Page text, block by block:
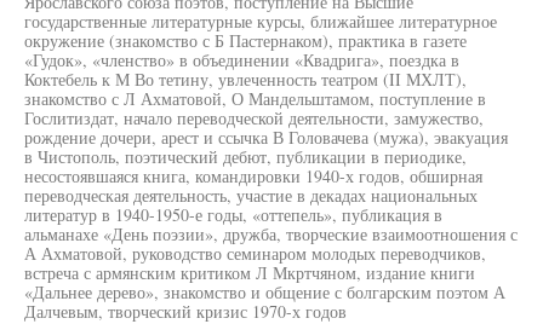
государственные литературные курсы, ближайшее литературное
окружение (знакомство с Б Пастернаком), практика в газете
«Гудок», «членство» в объединении «Квадрига», поездка в
Коктебель к М Во тетину, увлеченность театром (II МХЛТ),
знакомство с Л Ахматовой, О Мандельштамом, поступление в
Гослитиздат, начало переводческой деятельности, замужество,
рождение дочери, арест и ссычка В Головачева (мужа), эвакуация
в Чистополь, поэтический дебют, публикации в периодике,
несостоявшаяся книга, командировки 1940-х годов, обширная
переводческая деятельность, участие в декадах национальных
литератур в 1940-1950-е годы, «оттепель», публикация в
альманахе «День поэзии», дружба, творческие взаимоотношения с
А Ахматовой, руководство семинаром молодых переводчиков,
встреча с армянским критиком Л Мкртчяном, издание книги
«Дальнее дерево», знакомство и общение с болгарским поэтом А
Далчевым, творческий кризис 1970-х годов